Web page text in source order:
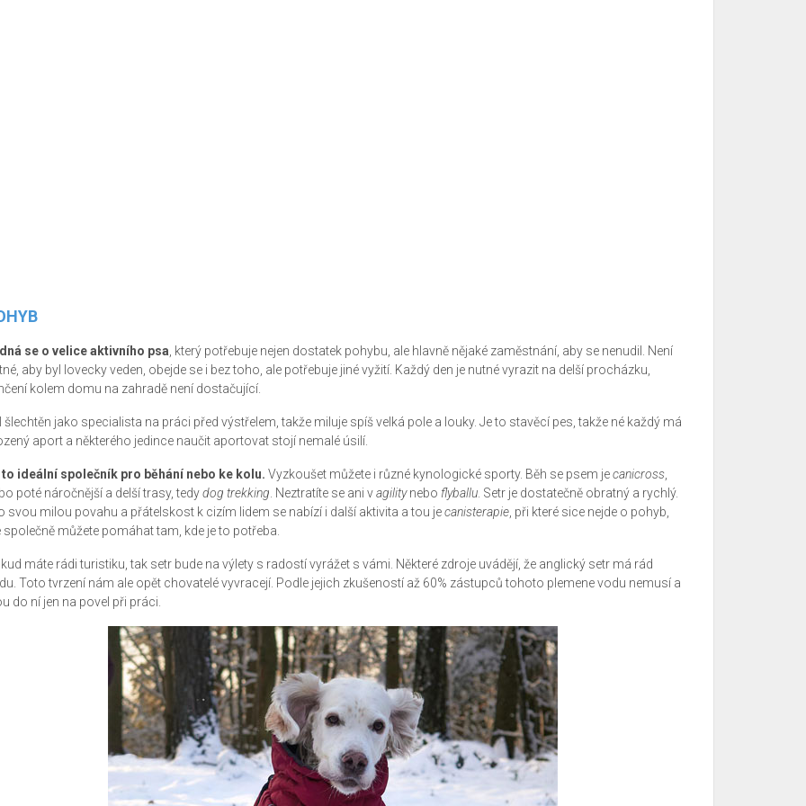
se o velice aktivního psa , který potřebuje nejen dostatek pohybu, ale hlavně nějaké zaměstnání, aby se nenudil. Není
aby byl lovecky veden, obejde se i bez toho, ale potřebuje jiné vyžití. Každý den je nutné vyrazit na delší procházku,
kolem domu na zahradě není dostačující.
šlechtěn jako specialista na práci před výstřelem, takže miluje spíš velká pole a louky. Je to stavěcí pes, takže né každý má
aport a některého jedince naučit aportovat stojí nemalé úsilí.
to ideální společník pro běhání nebo ke kolu. Vyzkoušet můžete i různé kynologické sporty. Běh se psem jecanicross,
poté náročnější a delší trasy, tedydog trekking . Neztratíte se ani vagilitynebo flyballu. Setr je dostatečně obratný a rychlý.
svou milou povahu a přátelskost k cizím lidem se nabízí i další aktivita a tou jecanisterapie, při které sice nejde o pohyb,
společně můžete pomáhat tam, kde je to potřeba.
máte rádi turistiku, tak setr bude na výlety s radostí vyrážet s vámi. Některé zdroje uvádějí, že anglický setr má rád
Toto tvrzení nám ale opět chovatelé vyvracejí. Podle jejich zkušeností až 60% zástupců tohoto plemene vodu nemusí a
do ní jen na povel při práci.